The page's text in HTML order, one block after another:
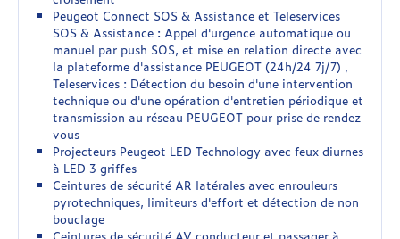
Peugeot Connect SOS & Assistance et Teleservices
SOS & Assistance : Appel d'urgence automatique ou
manuel par push SOS, et mise en relation directe avec
la plateforme d'assistance PEUGEOT (24h/24 7j/7) ,
Teleservices : Détection du besoin d'une intervention
technique ou d'une opération d'entretien périodique et
transmission au réseau PEUGEOT pour prise de rendez
vous
Projecteurs Peugeot LED Technology avec feux diurnes
à LED 3 griffes
Ceintures de sécurité AR latérales avec enrouleurs
pyrotechniques, limiteurs d'effort et détection de non
bouclage
Ceintures de sécurité AV conducteur et passager à